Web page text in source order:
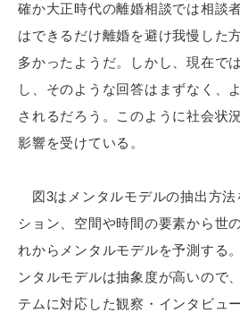
確か大正時代の離婚相談では相談
はできるだけ離婚を避け我慢した
多かったようだ。しかし、現在で
し、そのような回答はまずなく、
されるだろう。このように社会状
影響を受けている。
図3はメンタルモデルの抽出方法
ション、空間や時間の要素から世
れからメンタルモデルを予測する
ンタルモデルは抽象度が高いので
テムに対応した観察・インタビュ